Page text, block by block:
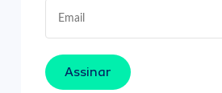
Assinar